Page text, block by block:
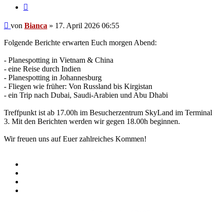
Beitrag
von Bianca » 17. April 2026 06:55
Folgende Berichte erwarten Euch morgen Abend:
- Planespotting in Vietnam & China
- eine Reise durch Indien
- Planespotting in Johannesburg
- Fliegen wie früher: Von Russland bis Kirgistan
- ein Trip nach Dubai, Saudi-Arabien und Abu Dhabi
Treffpunkt ist ab 17.00h im Besucherzentrum SkyLand im Terminal
3. Mit den Berichten werden wir gegen 18.00h beginnen.
Wir freuen uns auf Euer zahlreiches Kommen!